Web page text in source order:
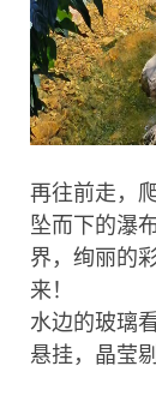
再往前走，
坠而下的瀑
界，绚丽的
来！
水边的玻璃
悬挂，晶莹